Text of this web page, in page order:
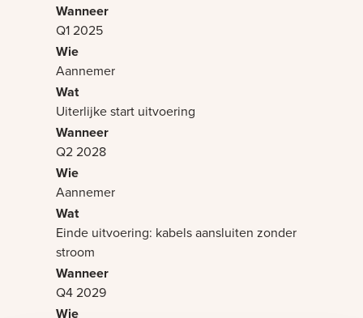
Q1 2025
Aannemer
Uiterlijke start uitvoering
Q2 2028
Aannemer
Einde uitvoering: kabels aansluiten zonder
stroom
Q4 2029